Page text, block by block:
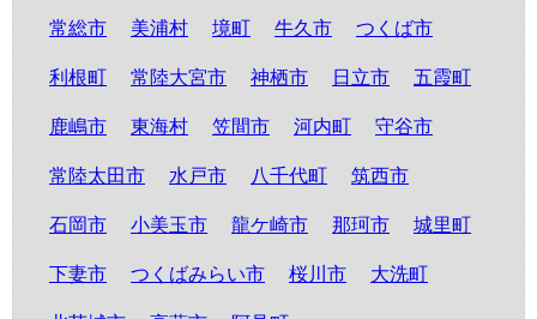
常総市 美浦村 境町 牛久市 つくば市
利根町 常陸大宮市 神栖市 日立市 五霞町
鹿嶋市 東海村 笠間市 河内町 守谷市
常陸太田市 水戸市 八千代町 筑西市
石岡市 小美玉市 龍ケ崎市 那珂市 城里町
下妻市 つくばみらい市 桜川市 大洗町